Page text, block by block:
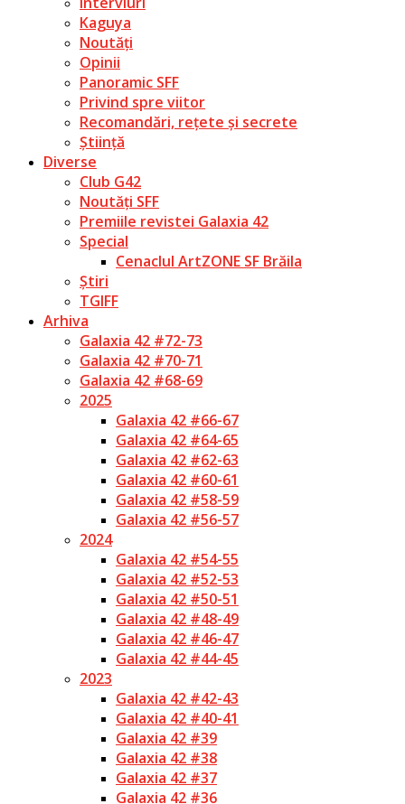
Kaguya
Noutăți
Opinii
Panoramic SFF
Privind spre viitor
Recomandări, rețete și secrete
Știință
Diverse
Club G42
Noutăți SFF
Premiile revistei Galaxia 42
Special
Cenaclul ArtZONE SF Brăila
Știri
TGIFF
Arhiva
Galaxia 42 #72-73
Galaxia 42 #70-71
Galaxia 42 #68-69
2025
Galaxia 42 #66-67
Galaxia 42 #64-65
Galaxia 42 #62-63
Galaxia 42 #60-61
Galaxia 42 #58-59
Galaxia 42 #56-57
2024
Galaxia 42 #54-55
Galaxia 42 #52-53
Galaxia 42 #50-51
Galaxia 42 #48-49
Galaxia 42 #46-47
Galaxia 42 #44-45
2023
Galaxia 42 #42-43
Galaxia 42 #40-41
Galaxia 42 #39
Galaxia 42 #38
Galaxia 42 #37
Galaxia 42 #36